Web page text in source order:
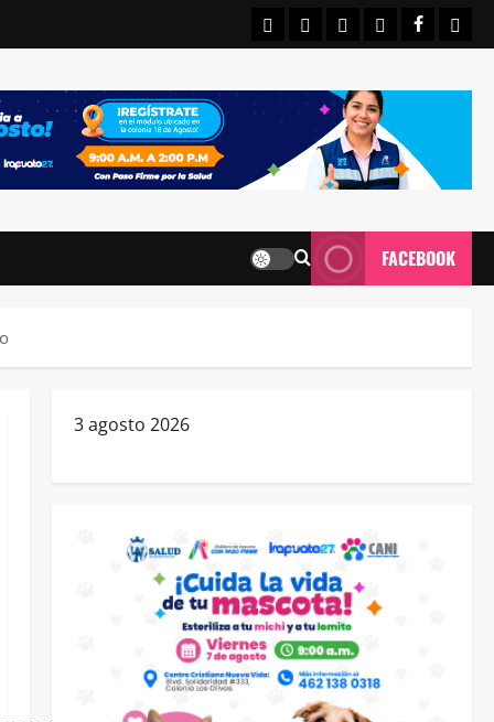
INICIOIRAPUATO
ESTATALES
FACEBOOK
3 agosto 2026